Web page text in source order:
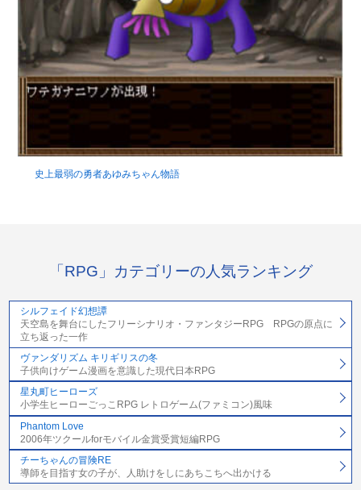
史上最弱の勇者あゆみちゃん物語
「RPG」カテゴリーの人気ランキング
シルフェイド幻想譚
天空島を舞台にしたフリーシナリオ・ファンタジーRPG RPGの原点に
立ち返った一作
ヴァンダリズム キリギリスの冬
子供向けゲーム漫画を意識した現代日本RPG
星丸町ヒーローズ
小学生ヒーローごっこRPG レトロゲーム(ファミコン)風味
Phantom Love
2006年ツクールforモバイル金賞受賞短編RPG
チーちゃんの冒険RE
導師を目指す女の子が、人助けをしにあちこちへ出かける